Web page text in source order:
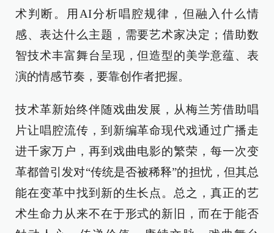
术判断。用AI分析唱腔规律，但融入什么情
感、表达什么主题，需要艺术家决定；借助数
智技术丰富舞台呈现，但造型的美学意蕴、表
演的情感节奏，要靠创作者把握。
技术革新始终伴随戏曲发展，从梅兰芳借助唱
片让唱腔流传，到新编革命现代戏通过广播走
进千家万户，再到戏曲电影的繁荣，每一次变
革都曾引发对“传统是否被稀释”的担忧，但其总
能在变革中找到新的生长点。总之，真正的艺
术生命力从来不在于形式的新旧，而在于能否